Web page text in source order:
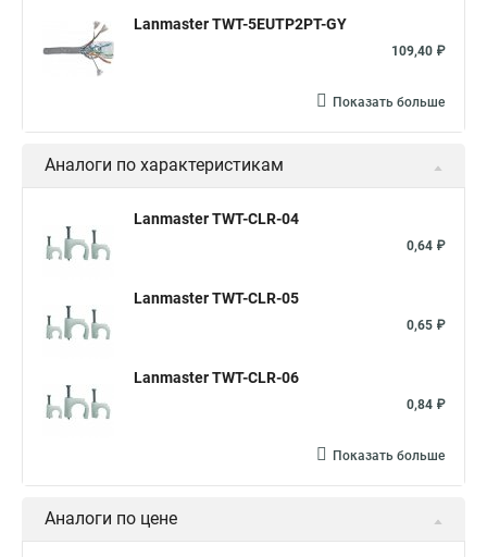
Lanmaster TWT-5EUTP2PT-GY
109,40 ₽
Показать больше
Аналоги по характеристикам
Lanmaster TWT-CLR-04
0,64 ₽
Lanmaster TWT-CLR-05
0,65 ₽
Lanmaster TWT-CLR-06
0,84 ₽
Показать больше
Аналоги по цене